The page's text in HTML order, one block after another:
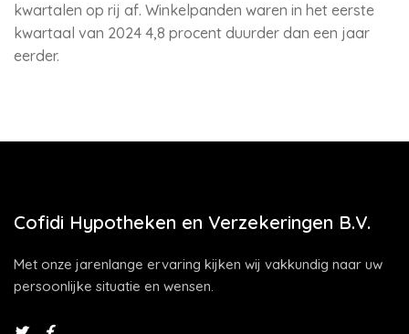
kwartalen op rij af. Winkelpanden waren in het eerste
kwartaal van 2024 4,8 procent duurder dan een jaar
eerder.
Cofidi Hypotheken en Verzekeringen B.V.
Met onze jarenlange ervaring kijken wij vakkundig naar uw
persoonlijke situatie en wensen.